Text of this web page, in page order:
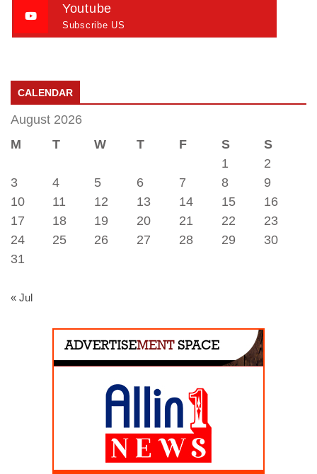
Youtube
Subscribe US
CALENDAR
August 2026
M
T W T F S
S
1
2
3
4 5 6 7 8
9
10
11 12 13 14 15
16
17
18 19 20 21 22
23
24
25 26 27 28 29
30
31
« Jul